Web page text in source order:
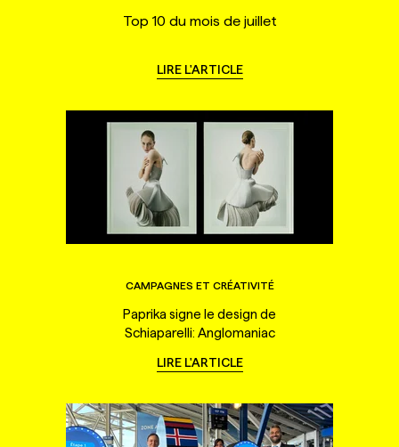
Top 10 du mois de juillet
LIRE L'ARTICLE
CAMPAGNES ET CRÉATIVITÉ
Paprika signe le design de
Schiaparelli: Anglomaniac
LIRE L'ARTICLE